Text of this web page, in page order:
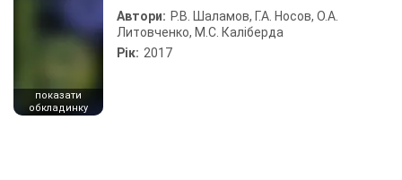
показати
обкладинку
Автори: Р.В. Шаламов, Г.А. Носов, О.А.
Литовченко, М.С. Каліберда
Рік: 2017